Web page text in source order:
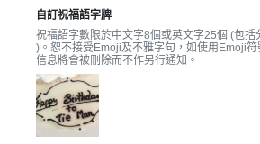
食
即
煮
系
列
活
動
願
清
單
自訂祝福語字牌
祝福語字數限於中文字8個或英文字25個 (包括
)。恕不接受Emoji及不雅字句，如使用Emoji符
信息將會被刪除而不作另行通知。